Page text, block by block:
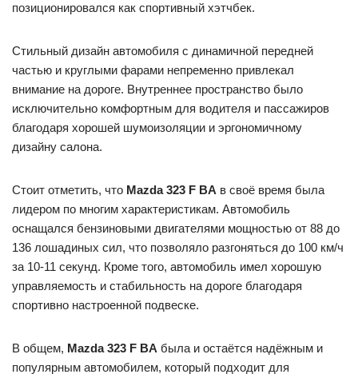
позиционировался как спортивный хэтчбек.
Стильный дизайн автомобиля с динамичной передней
частью и круглыми фарами непременно привлекал
внимание на дороге. Внутреннее пространство было
исключительно комфортным для водителя и пассажиров
благодаря хорошей шумоизоляции и эргономичному
дизайну салона.
Стоит отметить, что Mazda 323 F BA в своё время была
лидером по многим характеристикам. Автомобиль
оснащался бензиновыми двигателями мощностью от 88 до
136 лошадиных сил, что позволяло разгоняться до 100 км/ч
за 10-11 секунд. Кроме того, автомобиль имел хорошую
управляемость и стабильность на дороге благодаря
спортивно настроенной подвеске.
В общем, Mazda 323 F BA была и остаётся надёжным и
популярным автомобилем, который подходит для